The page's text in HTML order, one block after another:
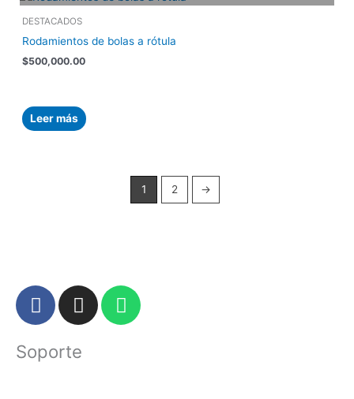
DESTACADOS
Rodamientos de bolas a rótula
$500,000.00
Leer más
1 2 →
F
a
e
I
n
t
W
h
Soporte